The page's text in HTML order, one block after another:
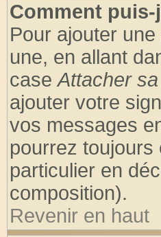
Comment
Pour ajouter
une, en allant
caseAttacher
ajouter votre
vos messages
pourrez
particulier en
composition).
Revenir en haut